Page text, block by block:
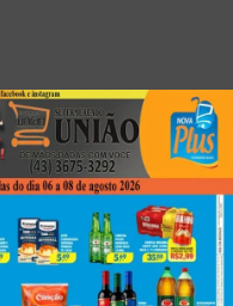
Next
Carro Com Mãe E Duas Crianças Pega Fogo E Fica Destruído No PR